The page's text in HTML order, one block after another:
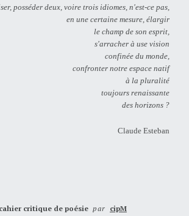
posséder deux, voire trois idiomes, n'est-ce pas,
en une certaine mesure, élargir
le champ de son esprit,
s'arracher à use vision
confinée du monde,
confronter notre espace natif
à la pluralité
toujours renaissante
des horizons ?
Claude Esteban
cahier critique de poésie par cipM